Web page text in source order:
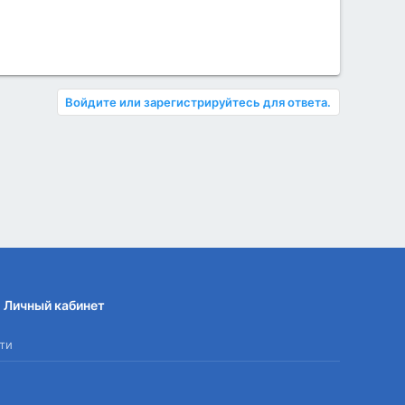
Войдите или зарегистрируйтесь для ответа.
Личный кабинет